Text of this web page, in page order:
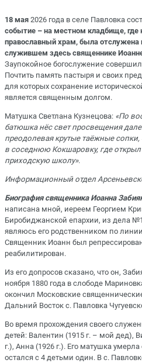
18 мая 2026 года в селе Павловка
событие – на местном кладбище, где
православный храм, была отслужена
служившем здесь священнике
Заупокойное богослужение
Почтить память пастыря и своих
для которых сохранение
является священным долгом.
Матушка Светлана Кузнецова: «По
батюшка нёс свет просвещения
преодолевая крутые таёжные
в соседнюю Кокшаровку, где
приходскую школу».
Информационный отдел
Биография священника Иоанна
написана мной, иереем Георгием
Биробиджанской епархии, из дела
являюсь его родственником по
Священник Иоанн был
реабилитирован.
Из его допросов сказано, что он,
ноября 1880 года в слободе
окончил Московские
Дальний Восток с. Павловка
Во время прохождения своего
детей: Валентин (1915 г. – мой дед),
г.), Анна (1926 г.). Его матушка
остался с 4 детьми один. В с.